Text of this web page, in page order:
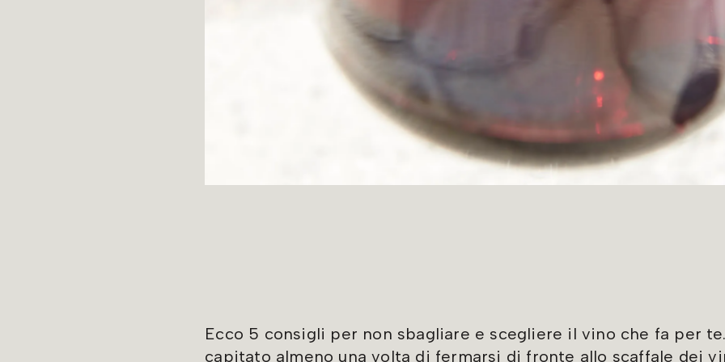
Ecco 5 consigli per non sbagliare e scegliere il vino che fa per
capitato almeno una volta di fermarsi di fronte allo scaffale dei